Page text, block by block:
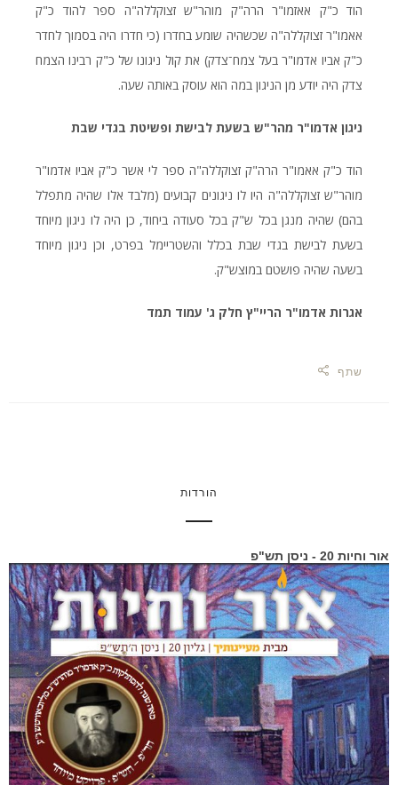
הוד כ"ק אאזמו"ר הרה"ק מוהר"ש זצוקללה"ה ספר להוד כ"ק
אאמו"ר זצוקללה"ה שכשהיה שומע בחדרו (כי חדרו היה בסמוך לחדר
כ"ק אביו אדמו"ר בעל צמח־צדק) את קול ניגונו של כ"ק רבינו הצמח
צדק היה יודע מן הניגון במה הוא עוסק באותה שעה.
ניגון אדמו"ר מהר"ש בשעת לבישת ופשיטת בגדי שבת
הוד כ"ק אאמו"ר הרה"ק זצוקללה"ה ספר לי אשר כ"ק אביו אדמו"ר
מוהר"ש זצוקללה"ה היו לו ניגונים קבועים (מלבד אלו שהיה מתפלל
בהם) שהיה מנגן בכל ש"ק בכל סעודה ביחוד, כן היה לו ניגון מיוחד
בשעת לבישת בגדי שבת בכלל והשטריימל בפרט, וכן ניגון מיוחד
בשעה שהיה פושטם במוצש"ק.
אגרות אדמו"ר הריי"ץ חלק ג' עמוד תמד
שתף
הורדות
אור וחיות 20 - ניסן תש"פ